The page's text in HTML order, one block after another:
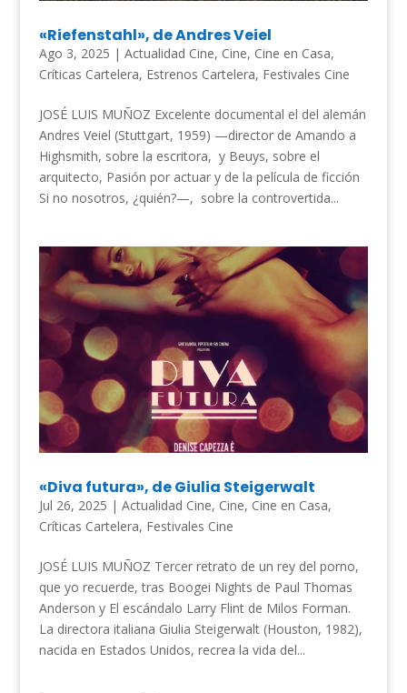
«Riefenstahl», de Andres Veiel
Ago 3, 2025 | Actualidad Cine, Cine, Cine en Casa,
Críticas Cartelera, Estrenos Cartelera, Festivales Cine
JOSÉ LUIS MUÑOZ Excelente documental el del alemán
Andres Veiel (Stuttgart, 1959) —director de Amando a
Highsmith, sobre la escritora, y Beuys, sobre el
arquitecto, Pasión por actuar y de la película de ficción
Si no nosotros, ¿quién?—, sobre la controvertida...
«Diva futura», de Giulia Steigerwalt
Jul 26, 2025 | Actualidad Cine, Cine, Cine en Casa,
Críticas Cartelera, Festivales Cine
JOSÉ LUIS MUÑOZ Tercer retrato de un rey del porno,
que yo recuerde, tras Boogei Nights de Paul Thomas
Anderson y El escándalo Larry Flint de Milos Forman.
La directora italiana Giulia Steigerwalt (Houston, 1982),
nacida en Estados Unidos, recrea la vida del...